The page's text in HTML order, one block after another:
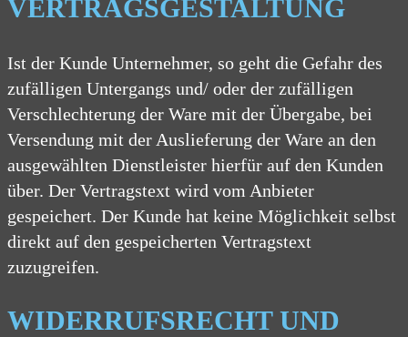
VERTRAGSGESTALTUNG
Ist der Kunde Unternehmer, so geht die Gefahr des
zufälligen Untergangs und/ oder der zufälligen
Verschlechterung der Ware mit der Übergabe, bei
Versendung mit der Auslieferung der Ware an den
ausgewählten Dienstleister hierfür auf den Kunden
über. Der Vertragstext wird vom Anbieter
gespeichert. Der Kunde hat keine Möglichkeit selbst
direkt auf den gespeicherten Vertragstext
zuzugreifen.
WIDERRUFSRECHT UND